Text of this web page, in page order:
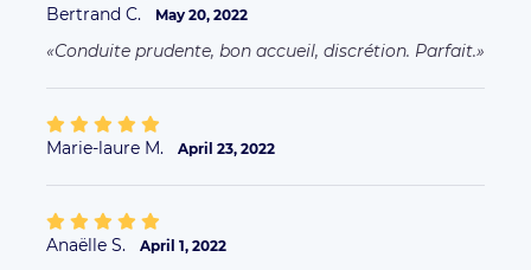
Bertrand C. May 20, 2022
Conduite prudente, bon accueil, discrétion. Parfait.
Marie-laure M. April 23, 2022
Anaëlle S. April 1, 2022